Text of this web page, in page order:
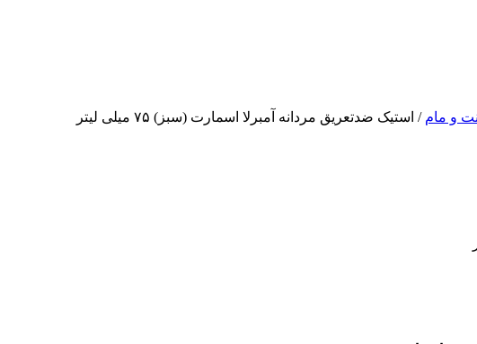
و مام / استیک ضدتعریق مردانه آمبرلا اسمارت (سبز) ۷۵ میلی لیتر